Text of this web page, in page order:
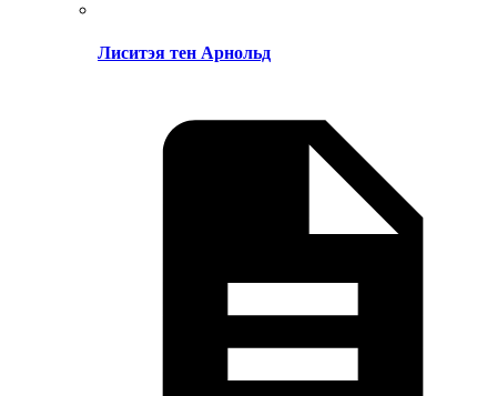
Лиситэя тен Арнольд